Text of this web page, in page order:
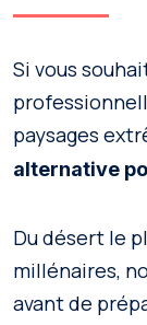
Si vous
paysages
alternative
Du désert le
millénaires,
avant de